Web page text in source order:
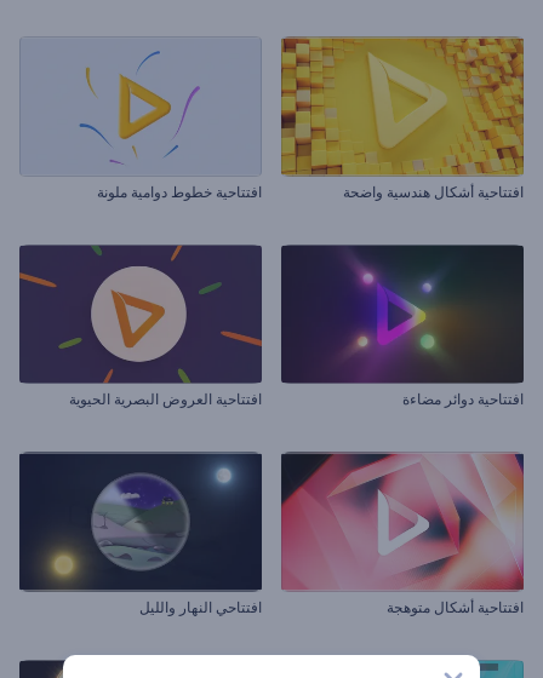
افتتاحية أشكال هندسية واضحة افتتاحية خطوط دوامية ملونة
افتتاحية دوائر مضاءة افتتاحية العروض البصرية الحيوية
افتتاحية أشكال متوهجة افتتاحي النهار والليل